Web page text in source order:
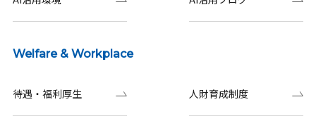
Welfare & Workplace
待遇・福利厚生 人財育成制度